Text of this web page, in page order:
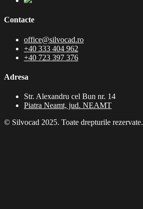
Contacte
office@silvocad.ro
+40 333 404 962
+40 723 397 376
Adresa
Str. Alexandru cel Bun nr. 14
Piatra Neamt, jud. NEAMT
© Silvocad 2025. Toate drepturile rezervate.